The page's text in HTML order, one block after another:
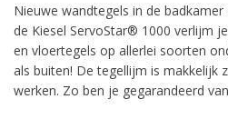
Nieuwe wandtegels in de
de Kiesel ServoStar® 1000 verlijm
en vloertegels op allerlei soorten
als buiten! De tegellijm is makkelijk
werken. Zo ben je gegarandeerd